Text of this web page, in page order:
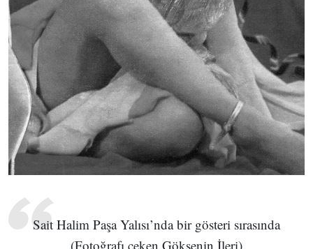
Sait Halim Paşa Yalısı’nda bir gösteri sırasında
(Fotoğrafı çeken Göksenin İleri)